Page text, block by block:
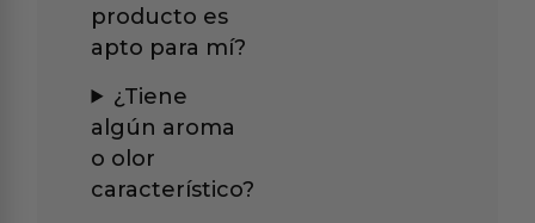
producto es
apto para mí?
¿Tiene
algún aroma
o olor
característico?